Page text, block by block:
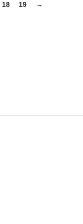
18 19 →